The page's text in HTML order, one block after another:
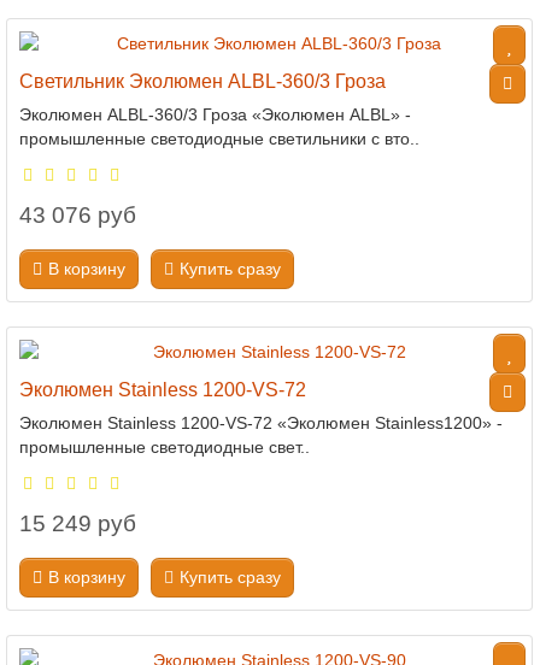
Светильник Эколюмен ALBL-360/3 Гроза
Эколюмен ALBL-360/3 Гроза «Эколюмен ALBL» -
промышленные светодиодные светильники с вто..
43 076 руб
В корзину Купить сразу
Эколюмен Stainless 1200-VS-72
Эколюмен Stainless 1200-VS-72 «Эколюмен Stainless1200» -
промышленные светодиодные свет..
15 249 руб
В корзину Купить сразу